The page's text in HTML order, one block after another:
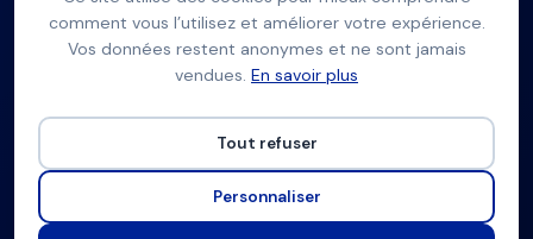
TM
Thierry Millet
Mérignac
Liste divers droite
comment vous l’utilisez et améliorer votre expérience.
Vos données restent anonymes et ne sont jamais
vendues. En savoir plus
Tout refuser
Personnaliser